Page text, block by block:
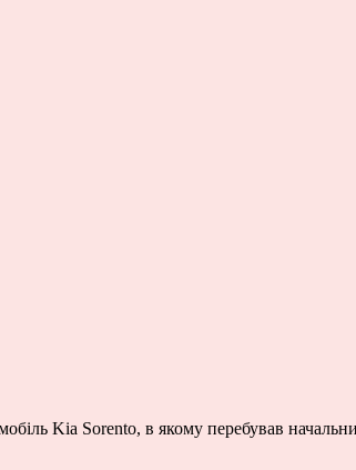
Kia Sorento, в якому перебував